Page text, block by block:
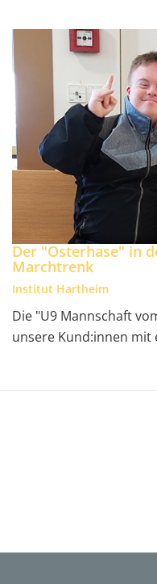
Der "Osterhase" in
Marchtrenk
Institut Hartheim
Die "U9 Mannschaft
unsere Kund:innen mit